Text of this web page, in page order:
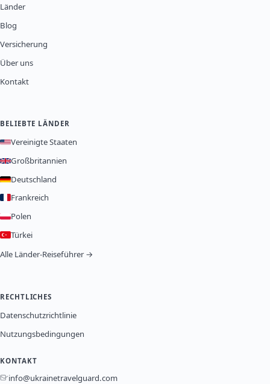
Länder
Blog
Versicherung
Über uns
Kontakt
BELIEBTE LÄNDER
Vereinigte Staaten
Großbritannien
Deutschland
Frankreich
Polen
Türkei
Alle Länder-Reiseführer →
RECHTLICHES
Datenschutzrichtlinie
Nutzungsbedingungen
KONTAKT
info@ukrainetravelguard.com